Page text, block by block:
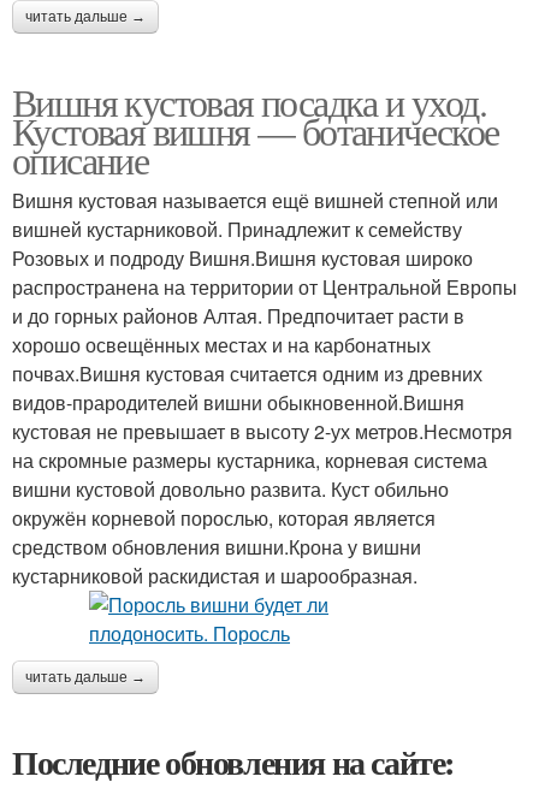
читать дальше →
Вишня кустовая посадка и уход.
Кустовая вишня — ботаническое
описание
Вишня кустовая называется ещё вишней степной или
вишней кустарниковой. Принадлежит к семейству
Розовых и подроду Вишня.Вишня кустовая широко
распространена на территории от Центральной Европы
и до горных районов Алтая. Предпочитает расти в
хорошо освещённых местах и на карбонатных
почвах.Вишня кустовая считается одним из древних
видов-прародителей вишни обыкновенной.Вишня
кустовая не превышает в высоту 2-ух метров.Несмотря
на скромные размеры кустарника, корневая система
вишни кустовой довольно развита. Куст обильно
окружён корневой порослью, которая является
средством обновления вишни.Крона у вишни
кустарниковой раскидистая и шарообразная.
читать дальше →
Последние обновления на сайте: